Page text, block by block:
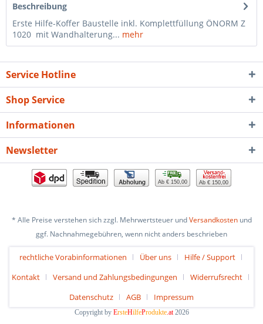
Beschreibung
Erste Hilfe-Koffer Baustelle inkl. Komplettfüllung ÖNORM Z
1020 mit Wandhalterung... mehr
Service Hotline
Shop Service
Informationen
Newsletter
Ab € 150,00 Ab € 150,00
* Alle Preise verstehen sich zzgl. Mehrwertsteuer undVersandkostenund
ggf. Nachnahmegebühren, wenn nicht anders beschrieben
rechtliche Vorabinformationen Über uns
Hilfe / Support
Kontakt
Versand und Zahlungsbedingungen
Widerrufsrecht
Datenschutz
AGB Impressum
Copyright by ErsteHilfeProdukte.at2026